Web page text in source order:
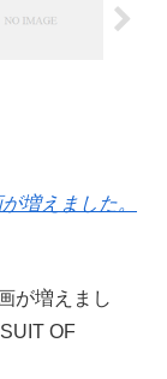
増えました。
が増えまし
OF